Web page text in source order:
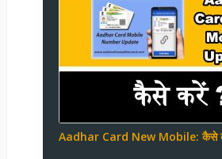
Aadhar Card New Mobile: कैसे